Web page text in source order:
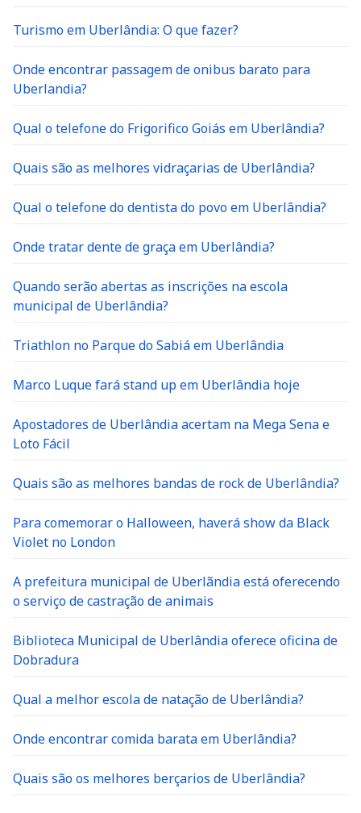
Turismo em Uberlândia: O que fazer?
Onde encontrar passagem de onibus barato para
Uberlandia?
Qual o telefone do Frigorifico Goiás em Uberlândia?
Quais são as melhores vidraçarias de Uberlândia?
Qual o telefone do dentista do povo em Uberlândia?
Onde tratar dente de graça em Uberlândia?
Quando serão abertas as inscrições na escola
municipal de Uberlândia?
Triathlon no Parque do Sabiá em Uberlândia
Marco Luque fará stand up em Uberlândia hoje
Apostadores de Uberlândia acertam na Mega Sena e
Loto Fácil
Quais são as melhores bandas de rock de Uberlândia?
Para comemorar o Halloween, haverá show da Black
Violet no London
A prefeitura municipal de Uberlãndia está oferecendo
o serviço de castração de animais
Biblioteca Municipal de Uberlândia oferece oficina de
Dobradura
Qual a melhor escola de natação de Uberlândia?
Onde encontrar comida barata em Uberlândia?
Quais são os melhores berçarios de Uberlândia?